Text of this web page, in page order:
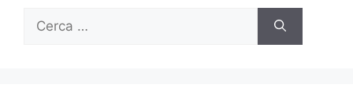
per: